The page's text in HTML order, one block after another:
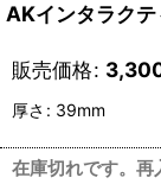
AKインタラク
販売価格:
厚さ : 39mm
在庫切れです。再